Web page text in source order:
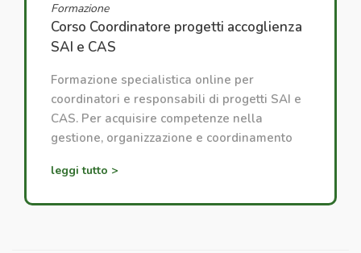
Formazione
Corso Coordinatore progetti accoglienza
SAI e CAS
Formazione specialistica online per
coordinatori e responsabili di progetti SAI e
CAS. Per acquisire competenze nella
gestione, organizzazione e coordinamento
leggi tutto >